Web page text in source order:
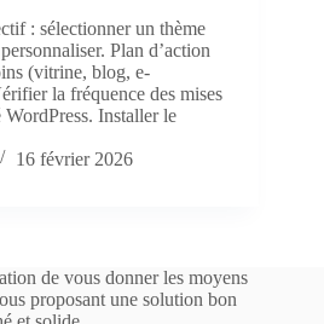
: sélectionner un thème
Plan d’action
(vitrine, blog, e-
la fréquence des mises
Installer le
16 février 2026
de vous donner les moyens
proposant une solution bon